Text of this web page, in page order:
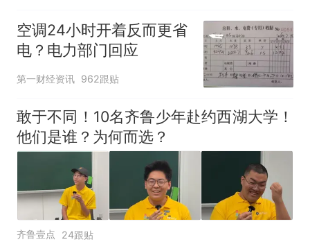
空调24小时开着反而更省
电？电力部门回应
第一财经资讯 962跟贴
敢于不同！10名齐鲁少年赴约西湖大学！
他们是谁？为何而选？
齐鲁壹点 24跟贴